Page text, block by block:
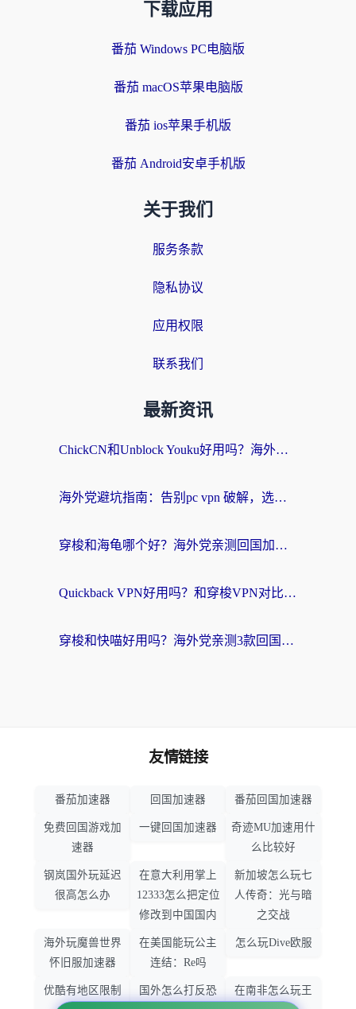
下载应用
番茄 Windows PC电脑版
番茄 macOS苹果电脑版
番茄 ios苹果手机版
番茄 Android安卓手机版
关于我们
服务条款
隐私协议
应用权限
联系我们
最新资讯
ChickCN和Unblock Youku好用吗？海外党亲测3款回国加速器，附iOS免费选择指南
海外党避坑指南：告别pc vpn 破解，选对回国加速器轻松访问国内资源
穿梭和海龟哪个好？海外党亲测回国加速器，附电脑免费VPN推荐
Quickback VPN好用吗？和穿梭VPN对比哪个回国效果更好？海外党必看的真实测评与选择指南
穿梭和快喵好用吗？海外党亲测3款回国加速器，附日本回国VPN避坑指南
友情链接
番茄加速器 回国加速器 番茄回国加速器
免费回国游戏加
速器
一键回国加速器
奇迹MU加速用什
么比较好
钢岚国外玩延迟
很高怎么办
在意大利用掌上
12333怎么把定位
修改到中国国内
新加坡怎么玩七
人传奇：光与暗
之交战
海外玩魔兽世界
怀旧服加速器
在美国能玩公主
连结：Re吗
怎么玩Dive欧服
优酷有地区限制
国外怎么打反恐
在南非怎么玩王